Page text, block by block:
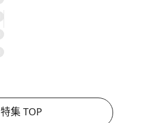
特集 TOP